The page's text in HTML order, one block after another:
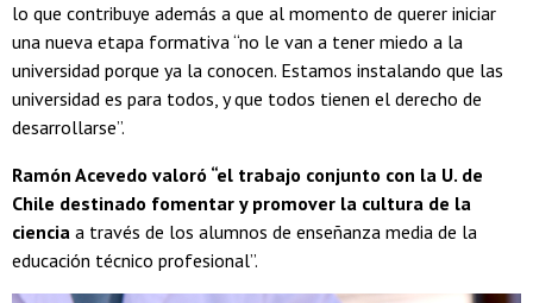
lo que contribuye además a que al momento de querer iniciar
una nueva etapa formativa “no le van a tener miedo a la
universidad porque ya la conocen. Estamos instalando que las
universidad es para todos, y que todos tienen el derecho de
desarrollarse”.
Ramón Acevedo valoró “el trabajo conjunto con la U. de
Chile destinado fomentar y promover la cultura de la
ciencia a través de los alumnos de enseñanza media de la
educación técnico profesional”.